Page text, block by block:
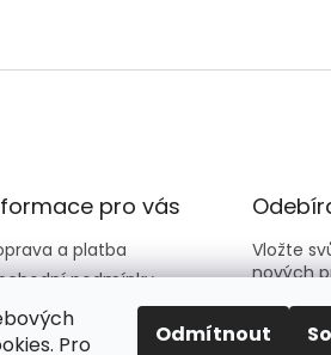
Pro
Odmítnout
pro vás
a platba
podmínky
obchodu
Vložte
nových
E-mail